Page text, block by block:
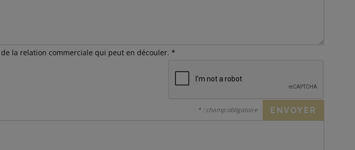
la relation commerciale qui peut en découler. *
* : champ obligatoire